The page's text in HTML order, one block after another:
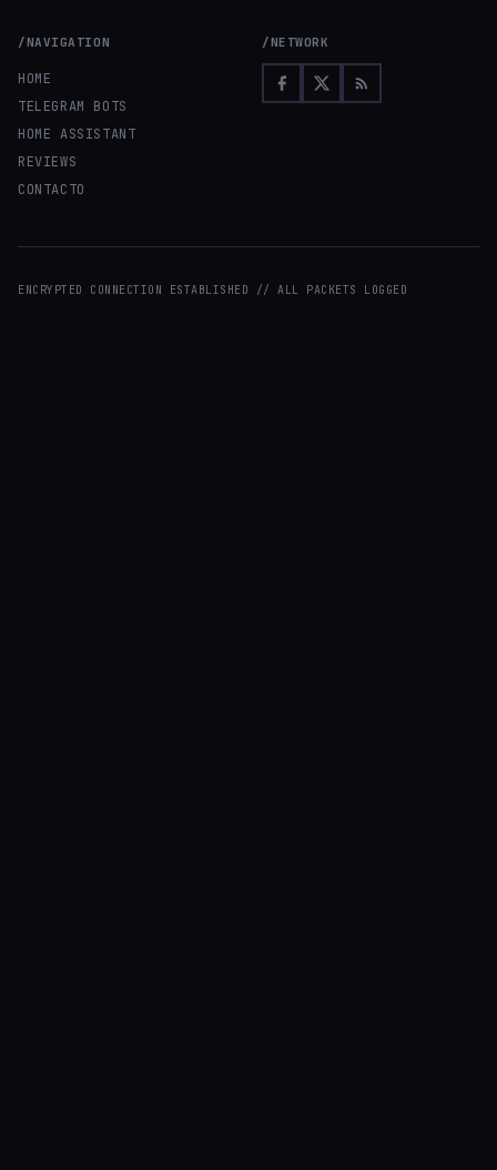
/NAVIGATION
HOME
TELEGRAM BOTS
HOME ASSISTANT
REVIEWS
CONTACTO
/NETWORK
ENCRYPTED CONNECTION ESTABLISHED // ALL PACKETS LOGGED